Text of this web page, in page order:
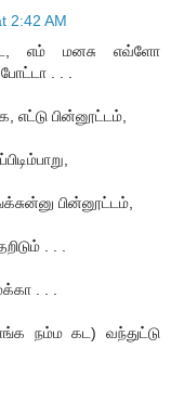
2:42 AM
எம் மனசு எவ்ளோ
. . .
எட்டு பின்னூட்டம்,
பின்னூட்டம்,
. . .
. . .
நம்ம கட) வந்துட்டு